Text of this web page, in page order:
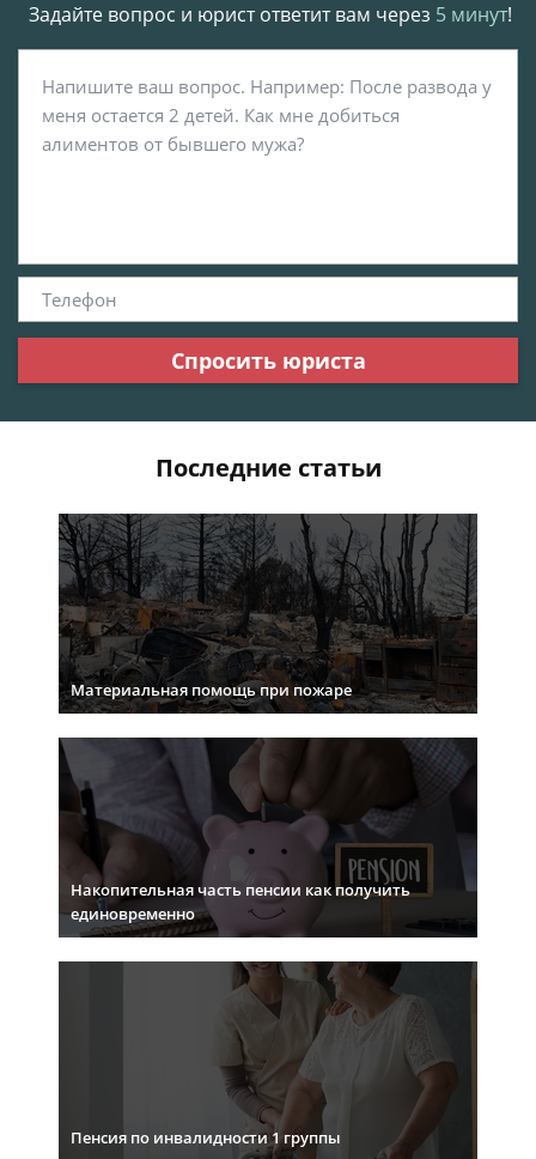
Задайте вопрос и юрист ответит вам через 5 минут!
Спросить юриста
Последние статьи
Материальная помощь при пожаре
Накопительная часть пенсии как получить
единовременно
Пенсия по инвалидности 1 группы